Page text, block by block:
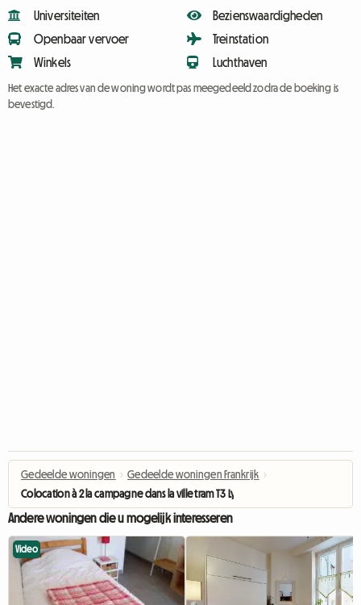
Universiteiten
Openbaar vervoer
Winkels
Bezienswaardigheden
Treinstation
Luchthaven
Het exacte adres van de woning wordt pas meegedeeld zodra de boeking is
bevestigd.
Gedeelde woningen › Gedeelde woningen Frankrijk ›
Colocation à 2 la campagne dans la ville tram T3 Lyon
Andere woningen die u mogelijk interesseren
Video